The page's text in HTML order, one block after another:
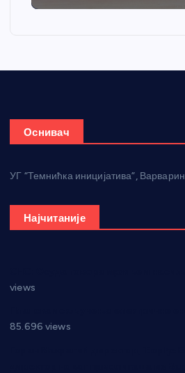
Оснивач
УГ “Темнићка иницијатива”, Варварин
Најчитаније
views
85.696 views